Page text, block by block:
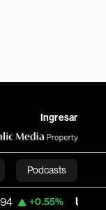
Ingresar
Podcasts
USD COP